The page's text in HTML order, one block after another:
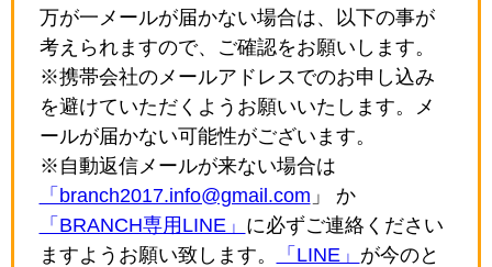
万が一メールが届かない場合は、以下の事が
考えられますので、ご確認をお願いします。
※携帯会社のメールアドレスでのお申し込み
を避けていただくようお願いいたします。メ
ールが届かない可能性がございます。
※自動返信メールが来ない場合は
「branch2017.info@gmail.com 」 か
「BRANCH専用LINE」 に必ずご連絡ください
ますようお願い致します。
「LINE」 が今のと